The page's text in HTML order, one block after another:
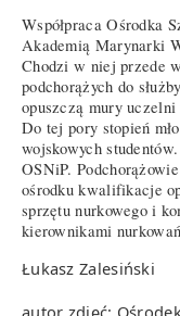
Współpraca Ośrodka
Akademią Marynarki
Chodzi w niej przede
podchorążych do
opuszczą mury
Do tej pory stopień
wojskowych
OSNiP.
ośrodku kwalifikacje
sprzętu nurkowego i
kierownikami
Łukasz Zalesiński
autor zdjęć: